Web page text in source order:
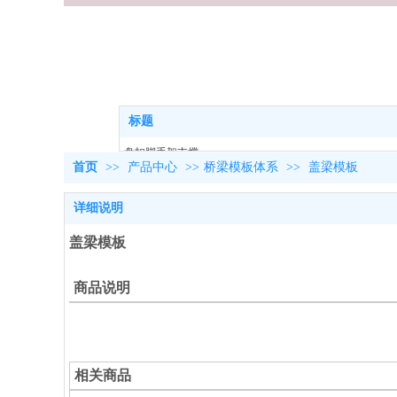
标题
盘扣脚手架支撑
铝合金模板
桥梁模板
热门搜索：
首页 >> 产品中心 >> 桥梁模板体系 >> 盖梁模板
详细说明
盖梁模板
商品说明
相关商品